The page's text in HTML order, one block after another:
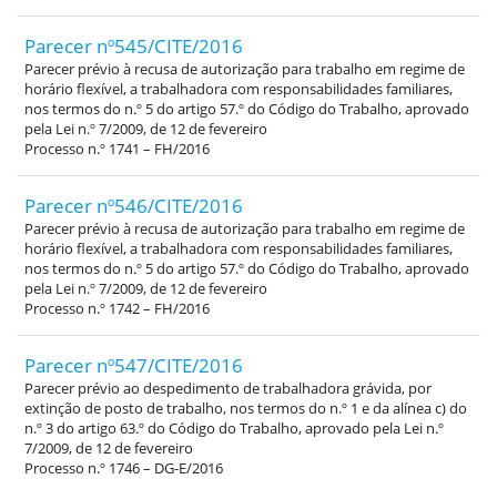
Parecer nº545/CITE/2016
Parecer prévio à recusa de autorização para trabalho em regime de
horário flexível, a trabalhadora com responsabilidades familiares,
nos termos do n.º 5 do artigo 57.º do Código do Trabalho, aprovado
pela Lei n.º 7/2009, de 12 de fevereiro
Processo n.º 1741 – FH/2016
Parecer nº546/CITE/2016
Parecer prévio à recusa de autorização para trabalho em regime de
horário flexível, a trabalhadora com responsabilidades familiares,
nos termos do n.º 5 do artigo 57.º do Código do Trabalho, aprovado
pela Lei n.º 7/2009, de 12 de fevereiro
Processo n.º 1742 – FH/2016
Parecer nº547/CITE/2016
Parecer prévio ao despedimento de trabalhadora grávida, por
extinção de posto de trabalho, nos termos do n.º 1 e da alínea c) do
n.º 3 do artigo 63.º do Código do Trabalho, aprovado pela Lei n.º
7/2009, de 12 de fevereiro
Processo n.º 1746 – DG-E/2016